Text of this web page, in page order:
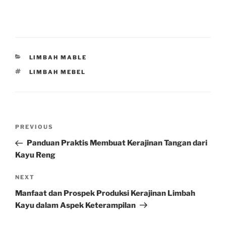
CATEGORIES
LIMBAH MABLE
TAGS
LIMBAH MEBEL
Previous
Post
PREVIOUS
Panduan Praktis Membuat Kerajinan Tangan dari
Kayu Reng
Next
Post
NEXT
Manfaat dan Prospek Produksi Kerajinan Limbah
Kayu dalam Aspek Keterampilan